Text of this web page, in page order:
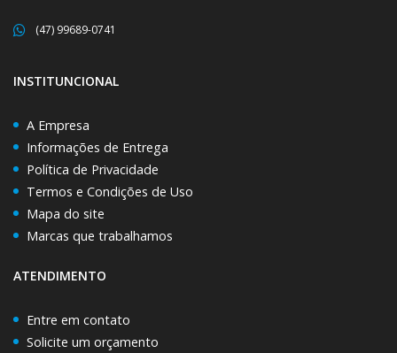
(47) 99689-0741
INSTITUNCIONAL
A Empresa
Informações de Entrega
Política de Privacidade
Termos e Condições de Uso
Mapa do site
Marcas que trabalhamos
ATENDIMENTO
Entre em contato
Solicite um orçamento